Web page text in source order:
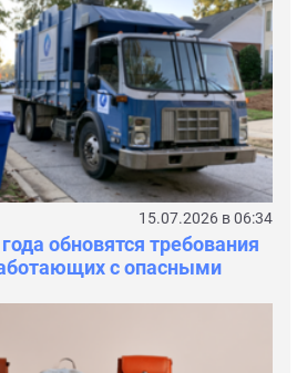
15.07.2026 в 06:34
обновятся требования
с опасными